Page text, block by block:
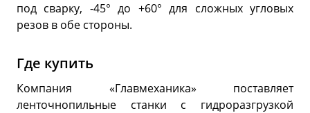
под сварку, -45° до +60° для сложных угловых
резов в обе стороны.
Где купить
Компания «Главмеханика» поставляет
ленточнопильные станки с гидроразгрузкой